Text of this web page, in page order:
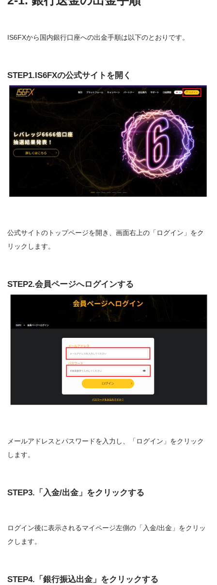
IS6FXから国内銀行口座への出金手順は以下のとおりです。
STEP1.IS6FXの公式サイトを開く
公式サイトのトップページを開き、画面右上の「ログイン」をク
リックします。
STEP2.会員ページへログインする
メールアドレスとパスワードを入力し、「ログイン」をクリック
します。
STEP3.「入金/出金」をクリックする
ログイン後に表示されるマイページ左側の「入金/出金」をクリッ
クします。
STEP4.「銀行振込出金」をクリックする